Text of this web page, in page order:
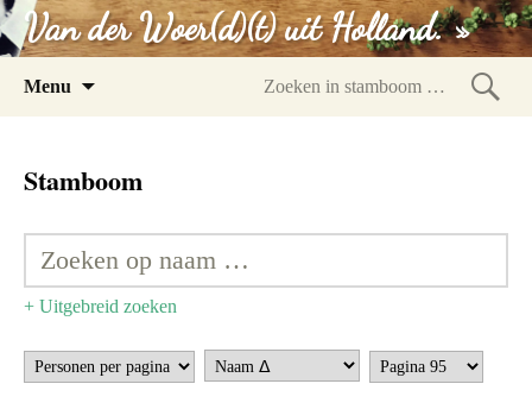
Van der Woer(d)(t) uit Holland. »
Menu
Stamboom
+ Uitgebreid zoeken